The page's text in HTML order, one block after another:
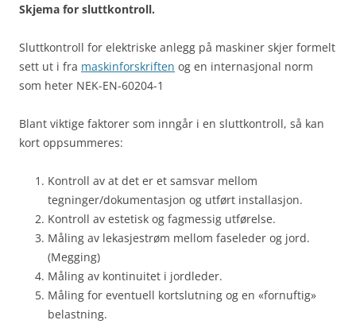
Skjema for sluttkontroll.
Sluttkontroll for elektriske anlegg på maskiner skjer formelt
sett ut i fra maskinforskriften og en internasjonal norm
som heter NEK-EN-60204-1
Blant viktige faktorer som inngår i en sluttkontroll, så kan
kort oppsummeres:
Kontroll av at det er et samsvar mellom
tegninger/dokumentasjon og utført installasjon.
Kontroll av estetisk og fagmessig utførelse.
Måling av lekasjestrøm mellom faseleder og jord.
(Megging)
Måling av kontinuitet i jordleder.
Måling for eventuell kortslutning og en «fornuftig»
belastning.